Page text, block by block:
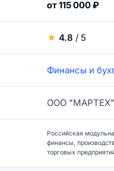
от 115 000 ₽
★ 4.8 / 5
Финансы и
ООО "МАРТЕХ"
Российская
финансы,
торговых